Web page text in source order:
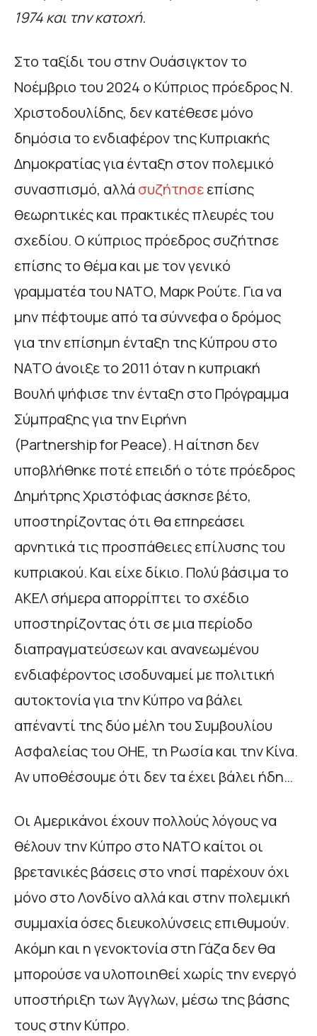
1974 και την κατοχή.
Στο ταξίδι του στην Ουάσιγκτον το
Νοέμβριο του 2024 ο Κύπριος πρόεδρος Ν.
Χριστοδουλίδης, δεν κατέθεσε μόνο
δημόσια το ενδιαφέρον της Κυπριακής
Δημοκρατίας για ένταξη στον πολεμικό
συνασπισμό, αλλά συζήτησεεπίσης
θεωρητικές και πρακτικές πλευρές του
σχεδίου. Ο κύπριος πρόεδρος συζήτησε
επίσης το θέμα και με τον γενικό
γραμματέα του ΝΑΤΟ, Μαρκ Ρούτε. Για να
μην πέφτουμε από τα σύννεφα ο δρόμος
για την επίσημη ένταξη της Κύπρου στο
ΝΑΤΟ άνοιξε το 2011 όταν η κυπριακή
Βουλή ψήφισε την ένταξη στο Πρόγραμμα
Σύμπραξης για την Ειρήνη
(Partnership for Peace). Η αίτηση δεν
υποβλήθηκε ποτέ επειδή ο τότε πρόεδρος
Δημήτρης Χριστόφιας άσκησε βέτο,
υποστηρίζοντας ότι θα επηρεάσει
αρνητικά τις προσπάθειες επίλυσης του
κυπριακού. Και είχε δίκιο. Πολύ βάσιμα το
ΑΚΕΛ σήμερα απορρίπτει το σχέδιο
υποστηρίζοντας ότι σε μια περίοδο
διαπραγματεύσεων και ανανεωμένου
ενδιαφέροντος ισοδυναμεί με πολιτική
αυτοκτονία για την Κύπρο να βάλει
απέναντί της δύο μέλη του Συμβουλίου
Ασφαλείας του ΟΗΕ, τη Ρωσία και την Κίνα.
Αν υποθέσουμε ότι δεν τα έχει βάλει ήδη…
Οι Αμερικάνοι έχουν πολλούς λόγους να
θέλουν την Κύπρο στο ΝΑΤΟ καίτοι οι
βρετανικές βάσεις στο νησί παρέχουν όχι
μόνο στο Λονδίνο αλλά και στην πολεμική
συμμαχία όσες διευκολύνσεις επιθυμούν.
Ακόμη και η γενοκτονία στη Γάζα δεν θα
μπορούσε να υλοποιηθεί χωρίς την ενεργό
υποστήριξη των Άγγλων, μέσω της βάσης
τους στην Κύπρο.